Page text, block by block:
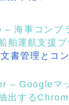
海事コンプ
舶運航支援
書管理とコ
– Googleマ
出する